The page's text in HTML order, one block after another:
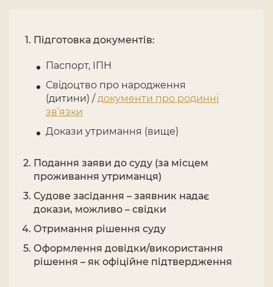
Підготовка документів:
Паспорт, ІПН
Свідоцтво про народження
(дитини) /документи про родинні
зв’язки
Докази утримання (вище)
Подання заяви до суду (за місцем
проживання утриманця)
Судове засідання – заявник надає
докази, можливо – свідки
Отримання рішення суду
Оформлення довідки/використання
рішення – як офіційне підтвердження